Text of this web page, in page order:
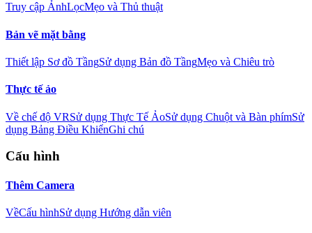
Truy cập ẢnhLọcMẹo và Thủ thuật
Bản vẽ mặt bằng
Thiết lập Sơ đồ TầngSử dụng Bản đồ TầngMẹo và Chiêu trò
Thực tế ảo
Về chế độ VRSử dụng Thực Tế ẢoSử dụng Chuột và Bàn phímSử
dụng Bảng Điều KhiểnGhi chú
Cấu hình
Thêm Camera
VềCấu hìnhSử dụng Hướng dẫn viên